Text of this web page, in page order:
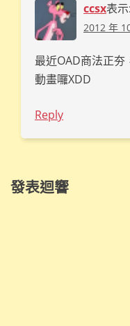
ccsx表示:
2012 年
最近OAD商法正
動畫囉XDD
Reply
發表迴響